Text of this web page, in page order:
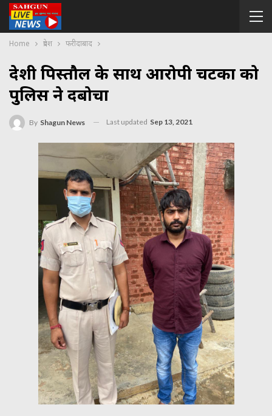
Home प्रदेश फरीदाबाद
देशी पिस्तौल के साथ आरोपी चटका को
पुलिस ने दबोचा
By Shagun News Last updated Sep 13, 2021